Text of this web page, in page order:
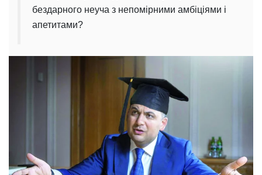
бездарного неуча з непомірними амбіціями і
апетитами?